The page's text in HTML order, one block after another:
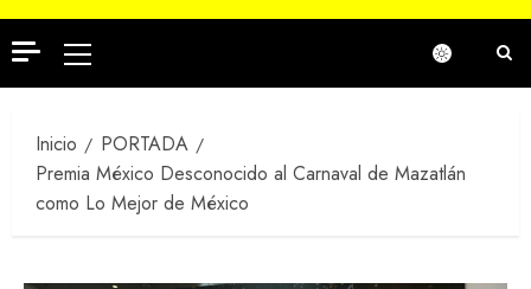
Menú
principal
Inicio
PORTADA
Premia México Desconocido al Carnaval de Mazatlán
como Lo Mejor de México